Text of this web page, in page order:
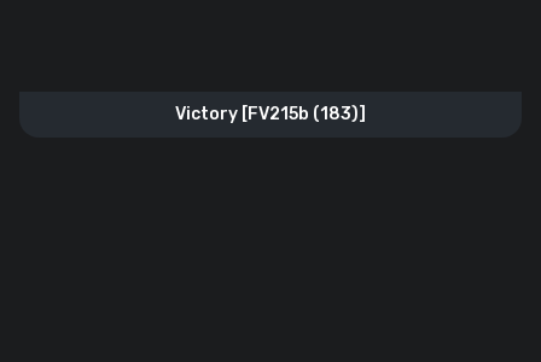
Victory [FV215b (183)]